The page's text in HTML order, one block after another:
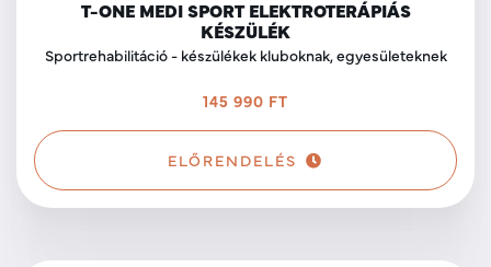
T-ONE MEDI SPORT ELEKTROTERÁPIÁS
KÉSZÜLÉK
Sportrehabilitáció - készülékek kluboknak, egyesületeknek
145 990 FT
ELŐRENDELÉS